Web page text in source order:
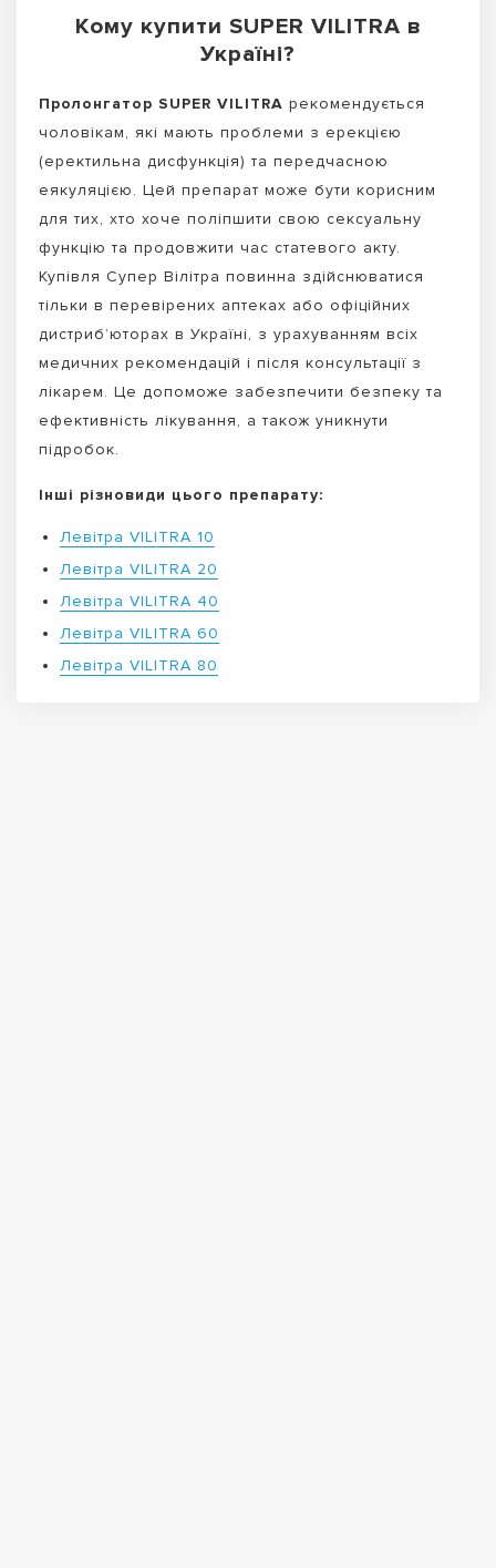
Кому купити SUPER VILITRA в
Україні?
Пролонгатор SUPER VILITRA рекомендується
чоловікам, які мають проблеми з ерекцією
(еректильна дисфункція) та передчасною
еякуляцією. Цей препарат може бути корисним
для тих, хто хоче поліпшити свою сексуальну
функцію та продовжити час статевого акту.
Купівля Супер Вілітра повинна здійснюватися
тільки в перевірених аптеках або офіційних
дистриб’юторах в Україні, з урахуванням всіх
медичних рекомендацій і після консультації з
лікарем. Це допоможе забезпечити безпеку та
ефективність лікування, а також уникнути
підробок.
Інші різновиди цього препарату:
Левітра VILITRA 10
Левітра VILITRA 20
Левітра VILITRA 40
Левітра VILITRA 60
Левітра VILITRA 80